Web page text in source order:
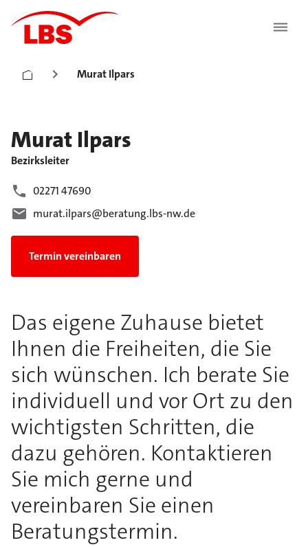
Murat Ilpars
Murat Ilpars
Bezirksleiter
02271 47690
murat.ilpars@beratung.lbs-nw.de
Termin vereinbaren
Das eigene Zuhause bietet
Ihnen die Freiheiten, die Sie
sich wünschen. Ich berate Sie
individuell und vor Ort zu den
wichtigsten Schritten, die
dazu gehören. Kontaktieren
Sie mich gerne und
vereinbaren Sie einen
Beratungstermin.